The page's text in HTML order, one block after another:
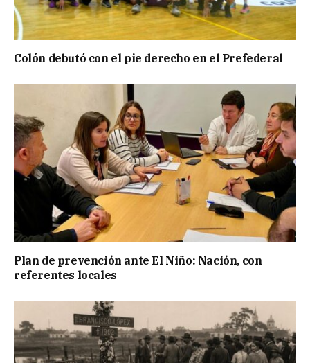
Colón debutó con el pie derecho en el Prefederal
Plan de prevención ante El Niño: Nación, con
referentes locales